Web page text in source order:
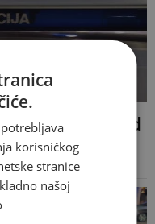
u nesreći kod
korisničkog
stranice
našoj